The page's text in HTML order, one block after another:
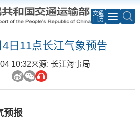
交通
日历
4日11点长江气象预告
10:32来源: 长江海事局
预报